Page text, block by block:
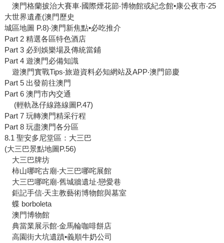
澳門格蘭披治大賽車‧國際煙花節‧博物館或紀念館•康公夜市‧25
大世界遺產(澳門歷史
城區地圖 P.8)‧澳門新焦點•必吃推介
Part 2 精選各區特色酒店
Part 3 必到娛樂場及傳統當鋪
Part 4 遊澳門必備知識
遊澳門實戰Tips‧旅遊資料必知網站及APP‧澳門節慶
Part 5 出發前往澳門
Part 6 澳門市內交通
(輕軌氹仔線路線圖P.47)
Part 7 玩轉澳門精采行程
Part 8 玩盡澳門各分區
8.1 聖安多尼堂區：大三巴
(大三巴景點地圖P.56)
大三巴牌坊
柿山哪咤古廟‧大三巴哪咤展館
大三巴哪咤廟‧舊城牆遺址‧戀愛巷
鉅記手信‧天主教藝術博物館與墓室
蝶 borboleta
澳門博物館
典當業展示館‧金馬輪咖啡餅店
高園街大坑遺蹟•義順牛奶公司